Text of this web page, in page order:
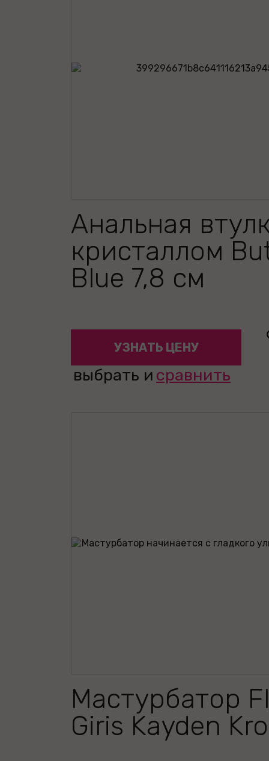
Анальная
кристаллом
Blue 7,8 см
УЗНАТЬ ЦЕНУ
выбрать и сравнить
Мастурбатор
Giris Kayden